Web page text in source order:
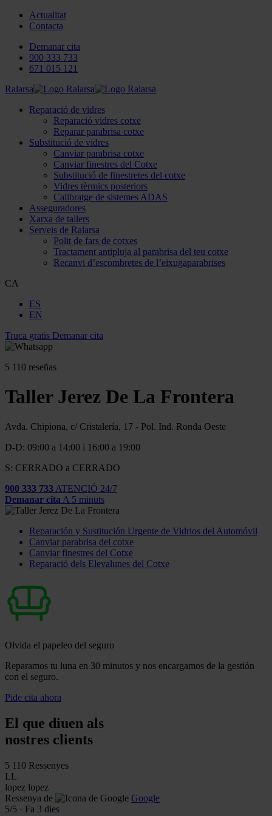
Actualitat
Contacta
Demanar cita
900 333 733
671 015 121
Ralarsa
Reparació de vidres
Reparació vidres cotxe
Reparar parabrisa cotxe
Substitució de vidres
Canviar parabrisa cotxe
Canviar finestres del Cotxe
Substitució de finestretes del cotxe
Vidres tèrmics posteriors
Calibratge de sistemes ADAS
Asseguradores
Xarxa de tallers
Serveis de Ralarsa
Polit de fars de cotxes
Tractament antipluja al parabrisa del teu cotxe
Recanvi d’escombretes de l’eixugaparabrises
CA
ES
EN
Truca gratis Demanar cita
5 110 reseñas
Taller Jerez De La Frontera
Avda. Chipiona, c/ Cristalería, 17 - Pol. Ind. Ronda Oeste
D-D: 09:00 a 14:00 i 16:00 a 19:00
S: CERRADO a CERRADO
900 333 733 ATENCIÓ 24/7
Demanar cita A 5 minuts
Reparación y Sustitución Urgente de Vidrios del Automóvil
Canviar parabrisa del cotxe
Canviar finestres del Cotxe
Reparació dels Elevalunes del Cotxe
Olvida el papeleo del seguro
Reparamos tu luna en 30 minutos y nos encargamos de la gestión
con el seguro.
Pide cita ahora
El que diuen als
nostres clients
5 110 Ressenyes
LL
lopez lopez
Ressenya de
Google
5/5 · Fa 3 dies